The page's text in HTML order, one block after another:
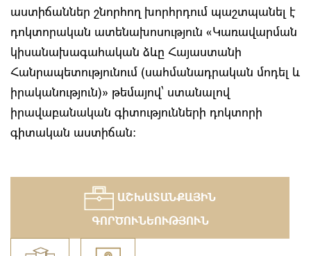
աստիճաններ շնորհող խորհրդում պաշտպանել է
դոկտորական ատենախոսություն «Կառավարման
կիսանախագահական ձևը Հայաստանի
Հանրապետությունում (սահմանադրական մոդել և
իրականություն)» թեմայով՝ ստանալով
իրավաբանական գիտությունների դոկտորի
գիտական աստիճան:
ԱՇԽԱՏԱՆՔԱՅԻՆ
ԳՈՐԾՈՒՆԵՈՒԹՅՈՒՆ